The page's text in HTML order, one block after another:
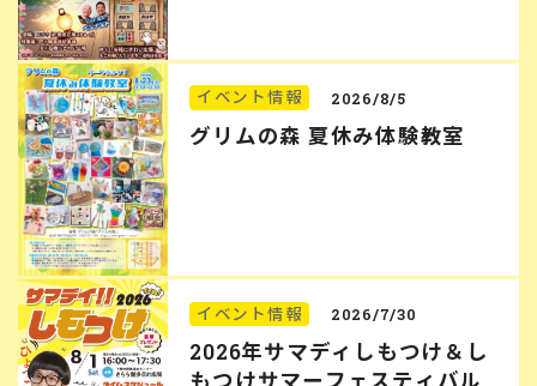
イベント情報 2026/8/5
グリムの森 夏休み体験教室
イベント情報 2026/7/30
2026年サマディしもつけ＆し